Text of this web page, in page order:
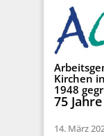
Kirchen
1948
75
14. März